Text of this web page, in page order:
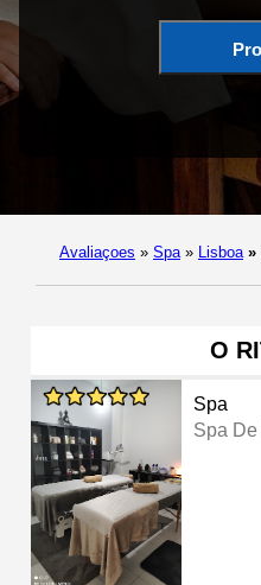
Avaliaçoes » Spa » Lisboa »
O
Spa
Spa